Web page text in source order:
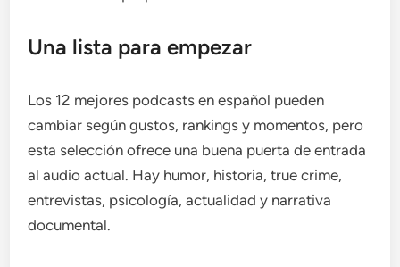
Una lista para empezar
Los 12 mejores podcasts en español pueden
cambiar según gustos, rankings y momentos, pero
esta selección ofrece una buena puerta de entrada
al audio actual. Hay humor, historia, true crime,
entrevistas, psicología, actualidad y narrativa
documental.